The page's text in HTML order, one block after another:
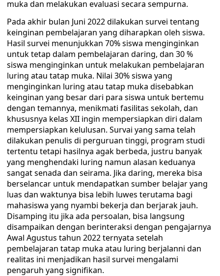
muka dan melakukan evaluasi secara sempurna.
Pada akhir bulan Juni 2022 dilakukan survei tentang
keinginan pembelajaran yang diharapkan oleh siswa.
Hasil survei menunjukkan 70% siswa menginginkan
untuk tetap dalam pembelajaran daring, dan 30 %
siswa menginginkan untuk melakukan pembelajaran
luring atau tatap muka. Nilai 30% siswa yang
menginginkan luring atau tatap muka disebabkan
keinginan yang besar dari para siswa untuk bertemu
dengan temannya, menikmati fasilitas sekolah, dan
khususnya kelas XII ingin mempersiapkan diri dalam
mempersiapkan kelulusan. Survai yang sama telah
dilakukan penulis di perguruan tinggi, program studi
tertentu tetapi hasilnya agak berbeda, justru banyak
yang menghendaki luring namun alasan keduanya
sangat senada dan seirama. Jika daring, mereka bisa
berselancar untuk mendapatkan sumber belajar yang
luas dan waktunya bisa lebih luwes terutama bagi
mahasiswa yang nyambi bekerja dan berjarak jauh.
Disamping itu jika ada persoalan, bisa langsung
disampaikan dengan berinteraksi dengan pengajarnya
Awal Agustus tahun 2022 ternyata setelah
pembelajaran tatap muka atau luring berjalanni dan
realitas ini menjadikan hasil survei mengalami
pengaruh yang signifikan.